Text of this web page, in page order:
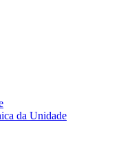
da Unidade